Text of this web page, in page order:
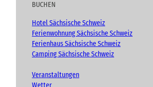
BUCHEN
Hotel Sächsische Schweiz
Ferienwohnung Sächsische Schweiz
Ferienhaus Sächsische Schweiz
Camping Sächsische Schweiz
Veranstaltungen